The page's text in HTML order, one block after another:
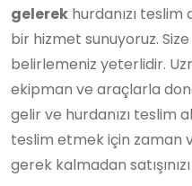
gelerek hurdanızı teslim
bir hizmet sunuyoruz.
belirlemeniz yeterlidir.
ekipman ve araçlarla
gelir ve hurdanızı teslim
teslim etmek için zaman
gerek kalmadan